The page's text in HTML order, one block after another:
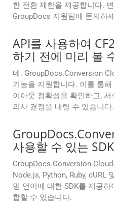
한 전환 제한을 제공합니다.
GroupDocs 지원팀에 문의하
API를 사용하여
하기 전에 미리 볼
네. GroupDocs.Conversion
기능을 지원합니다. 이를 통
이아웃 정확성을 확인하고,
의사 결정을 내릴 수 있습니다.
사용할 수 있는
GroupDocs.Conversion
Node.js, Python, Ruby, cURL
밍 언어에 대한 SDK를 제공
합할 수 있습니다.